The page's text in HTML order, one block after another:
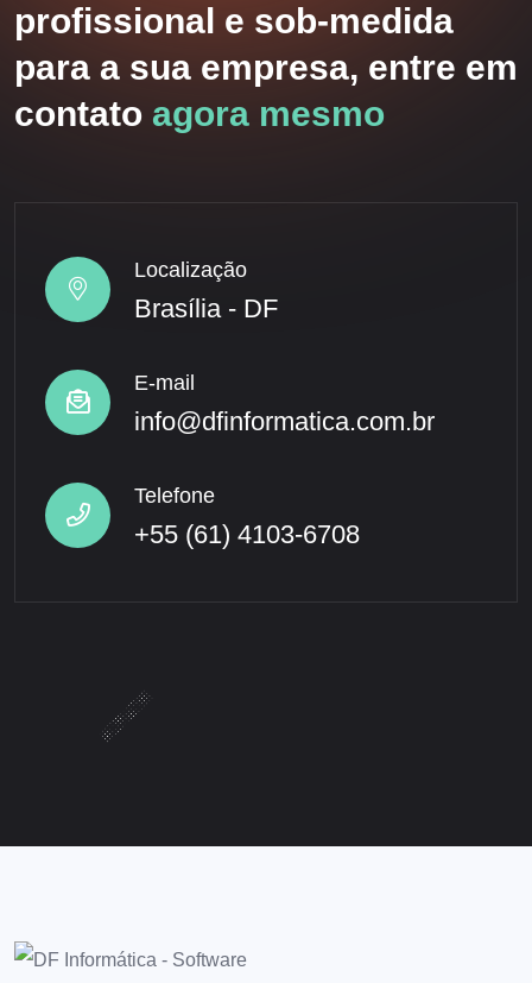
profissional e sob-medida
para a sua empresa, entre em
contato agora mesmo
Localização
Brasília - DF
E-mail
info@dfinformatica.com.br
Telefone
+55 (61) 4103-6708